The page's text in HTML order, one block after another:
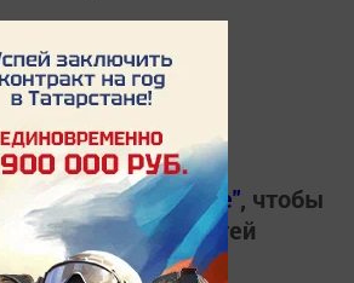
Татарстана в
MАХ:
сайт в"Избранные", чтобы
свежих новостей